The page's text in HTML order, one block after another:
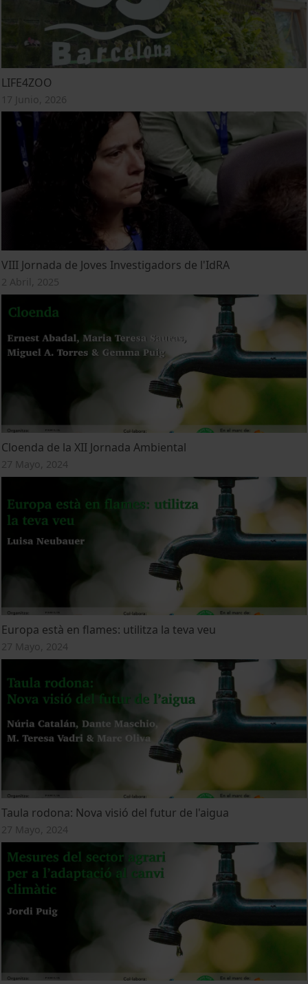
LIFE4ZOO
17 Junio, 2026
VIII Jornada de Joves Investigadors de l'IdRA
2 Abril, 2025
Cloenda de la XII Jornada Ambiental
27 Mayo, 2024
Europa està en flames: utilitza la teva veu
27 Mayo, 2024
Taula rodona: Nova visió del futur de l'aigua
27 Mayo, 2024